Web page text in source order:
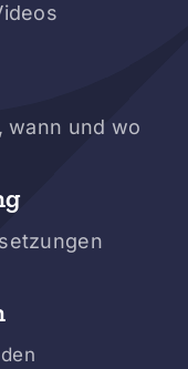
wann und wo